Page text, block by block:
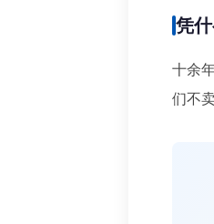
凭
十余
们不